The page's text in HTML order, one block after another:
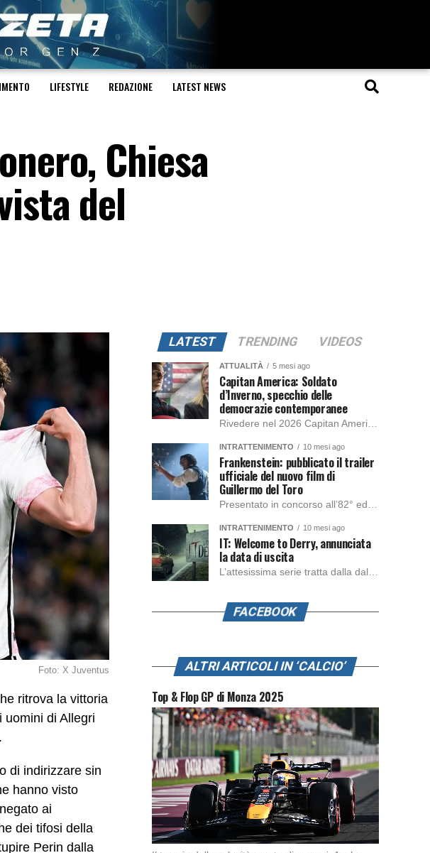
LIFESTYLE REDAZIONE LATEST NEWS
Chiesa
del
Foto: X Juventus
ritrova la vittoria
uomini di Allegri
di indirizzare sin
hanno visto
ai
dei tifosi della
Perin dalla
LATEST TRENDING VIDEOS
ATTUALITÀ 5 mesi ago
Capitan America: Soldato
d’Inverno, specchio delle
democrazie contemporanee
INTRATTENIMENTO 10 mesi ago
Frankenstein: pubblicato il trailer
ufficiale del nuovo film di
Guillermo del Toro
INTRATTENIMENTO 10 mesi ago
IT: Welcome to Derry, annunciata
la data di uscita
FACEBOOK
ALTRI ARTICOLI IN ‘CALCIO’
Top & Flop GP di Monza 2025